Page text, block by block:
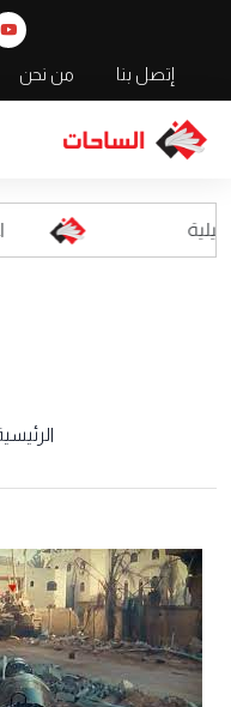
إتصل بنا من نحن
اعلام